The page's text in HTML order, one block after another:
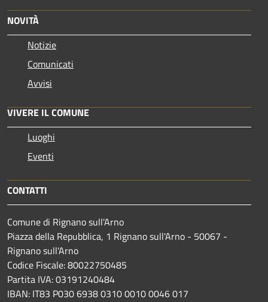
NOVITÀ
Notizie
Comunicati
Avvisi
VIVERE IL COMUNE
Luoghi
Eventi
CONTATTI
Comune di Rignano sull'Arno
Piazza della Repubblica, 1 Rignano sull'Arno - 50067 -
Rignano sull'Arno
Codice Fiscale: 80022750485
Partita IVA: 03191240484
IBAN: IT83 P030 6938 0310 0010 0046 017